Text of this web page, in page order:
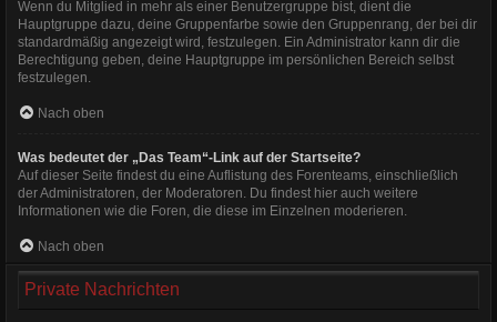
Wenn du Mitglied in mehr als einer Benutzergruppe bist, dient die
Hauptgruppe dazu, deine Gruppenfarbe sowie den Gruppenrang, der bei dir
standardmäßig angezeigt wird, festzulegen. Ein Administrator kann dir die
Berechtigung geben, deine Hauptgruppe im persönlichen Bereich selbst
festzulegen.
Nach oben
Was bedeutet der „Das Team“-Link auf der Startseite?
Auf dieser Seite findest du eine Auflistung des Forenteams, einschließlich
der Administratoren, der Moderatoren. Du findest hier auch weitere
Informationen wie die Foren, die diese im Einzelnen moderieren.
Nach oben
Private Nachrichten